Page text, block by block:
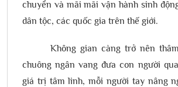
chuyển và mãi mãi vận hành sinh
dân tộc, các quốc gia trên thế giới.
Không gian càng trở nên
chuông ngân vang đưa con người
giá trị tâm linh, mỗi người tay nâng